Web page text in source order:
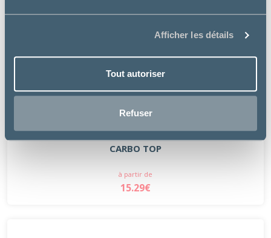
Afficher les détails
Tout autoriser
Refuser
CARBO TOP
à partir de
15.29€